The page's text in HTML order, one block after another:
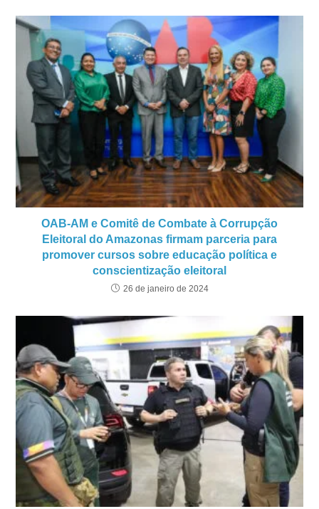
OAB-AM e Comitê de Combate à Corrupção
Eleitoral do Amazonas firmam parceria para
promover cursos sobre educação política e
conscientização eleitoral
26 de janeiro de 2024